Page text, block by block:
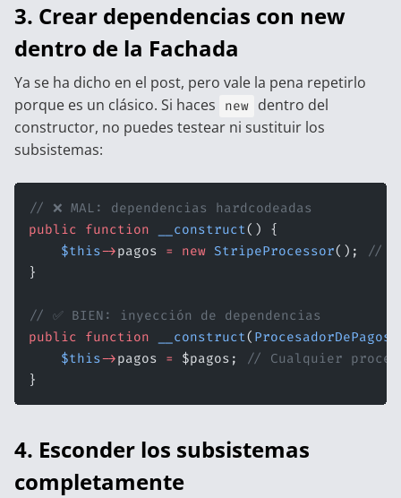
3. Crear dependencias con new
dentro de la Fachada
Ya se ha dicho en el post, pero vale la pena repetirlo
porque es un clásico. Si haces
new dentro del
constructor, no puedes testear ni sustituir los
subsistemas:
// ❌ MAL: dependencias hardcodeadas
public function __construct() {
    $this
->pagos = new StripeProcessor();
//
}
// ✅ BIEN: inyección de dependencias
public function __construct( ProcesadorDePagos
    $this
->pagos = $pagos;
// Cualquier
}
4. Esconder los subsistemas
completamente